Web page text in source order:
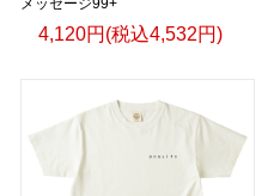
4,120円(税込4,532円)